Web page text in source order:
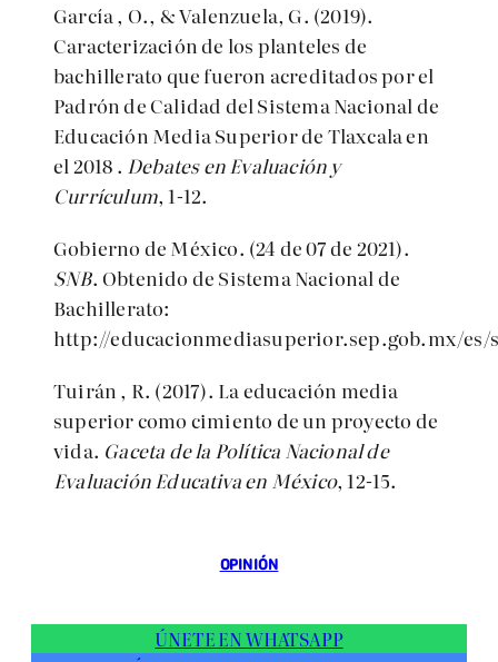
García , O., & Valenzuela, G. (2019).
Caracterización de los planteles de
bachillerato que fueron acreditados por el
Padrón de Calidad del Sistema Nacional de
Educación Media Superior de Tlaxcala en
el 2018 . Debates en Evaluación y
Currículum, 1-12.
Gobierno de México. (24 de 07 de 2021).
SNB. Obtenido de Sistema Nacional de
Bachillerato:
http://educacionmediasuperior.sep.gob.mx/es/
Tuirán , R. (2017). La educación media
superior como cimiento de un proyecto de
vida. Gaceta de la Política Nacional de
Evaluación Educativa en México, 12-15.
OPINIÓN
ÚNETE EN WHATSAPP